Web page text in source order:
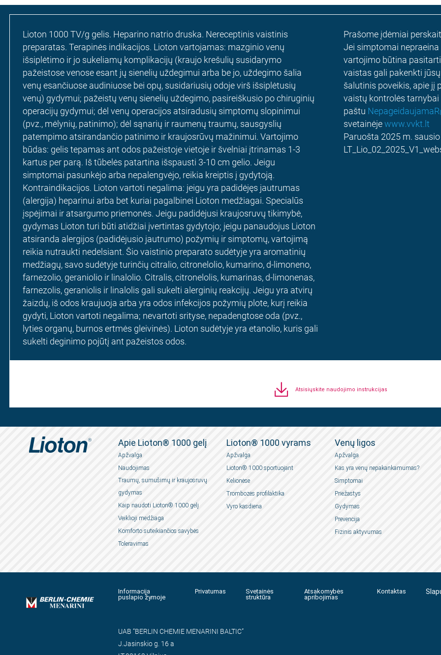
Lioton 1000 TV/g gelis. Heparino natrio druska. Nereceptinis vaistinis
preparatas. Terapinės indikacijos. Lioton vartojamas: mazginio venų
išsiplėtimo ir jo sukeliamų komplikacijų (kraujo krešulių susidarymo
pažeistose venose esant jų sienelių uždegimui arba be jo, uždegimo šalia
venų esančiuose audiniuose bei opų, susidariusių odoje virš išsiplėtusių
venų) gydymui; pažeistų venų sienelių uždegimo, pasireiškusio po chiruginių
operacijų gydymui; dėl venų operacijos atsiradusių simptomų slopinimui
(pvz., mėlynių, patinimo); dėl sąnarių ir raumenų traumų, sausgyslių
patempimo atsirandančio patinimo ir kraujosrūvų mažinimui. Vartojimo
būdas: gelis tepamas ant odos pažeistoje vietoje ir švelniai įtrinamas 1-3
kartus per parą. Iš tūbelės patartina išspausti 3-10 cm gelio. Jeigu
simptomai pasunkėjo arba nepalengvėjo, reikia kreiptis į gydytoją.
Kontraindikacijos. Lioton vartoti negalima: jeigu yra padidėjęs jautrumas
(alergija) heparinui arba bet kuriai pagalbinei Lioton medžiagai. Specialūs
įspėjimai ir atsargumo priemonės. Jeigu padidėjusi kraujosruvų tikimybė,
gydymas Lioton turi būti atidžiai įvertintas gydytojo; jeigu panaudojus Lioton
atsiranda alergijos (padidėjusio jautrumo) požymių ir simptomų, vartojimą
reikia nutraukti nedelsiant. Šio vaistinio preparato sudėtyje yra aromatinių
medžiagų, savo sudėtyje turinčių citralio, citronelolio, kumarino, d-limoneno,
farnezolio, geraniolio ir linalolio. Citralis, citronelolis, kumarinas, d-limonenas,
farnezolis, geraniolis ir linalolis gali sukelti alerginių reakcijų. Jeigu yra atvirų
žaizdų, iš odos kraujuoja arba yra odos infekcijos požymių plote, kurį reikia
gydyti, Lioton vartoti negalima; nevartoti srityse, nepadengtose oda (pvz.,
lyties organų, burnos ertmės gleivinės). Lioton sudėtyje yra etanolio, kuris gali
sukelti deginimo pojūtį ant pažeistos odos.
Prašome įdėmiai
Jei simptomai
vartojimo būtina
vaistas gali pakenkti
šalutinis poveikis, apie jį
vaistų kontrolės tarnybai
paštu
svetainėjewww.vvkt.lt
Paruošta 2025 m.
Atsisiųskite naudojimo instrukcijas
Apie Lioton® 1000 gelį
Apžvalga
Naudojimas
Traumų, sumušimų ir kraujosruvų
gydymas
Kaip naudoti Lioton® 1000 gelį
Veiklioji medžiaga
Komforto suteikiančios savybės
Toleravimas
Lioton® 1000 vyrams
Apžvalga
Lioton® 1000 sportuojant
Kelionėse
Trombozės profilaktika
Vyro kasdiena
Venų ligos
Apžvalga
Kas yra venų nepakankamumas?
Simptomai
Priežastys
Gydymas
Prevencija
Fizinis aktyvumas
Informacija
puslapio žymoje
Privatumas
Svetainės
struktūra
Atsakomybės
apribojimas
Kontaktas
UAB “BERLIN CHEMIE MENARINI BALTIC”
J.Jasinskio g. 16 a